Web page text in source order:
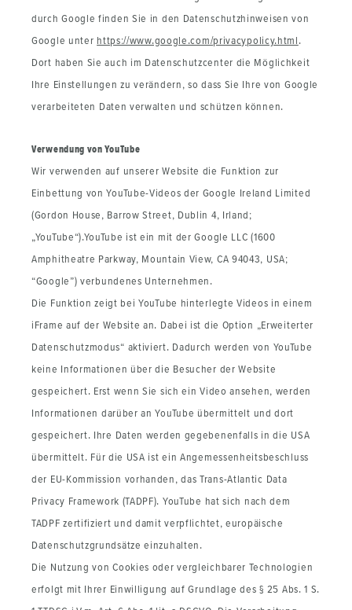
durch Google finden Sie in den Datenschutzhinweisen von
Google unter https://www.google.com/privacypolicy.html.
Dort haben Sie auch im Datenschutzcenter die Möglichkeit
Ihre Einstellungen zu verändern, so dass Sie Ihre von Google
verarbeiteten Daten verwalten und schützen können.
Verwendung von YouTube
Wir verwenden auf unserer Website die Funktion zur
Einbettung von YouTube-Videos der Google Ireland Limited
(Gordon House, Barrow Street, Dublin 4, Irland;
„YouTube“).YouTube ist ein mit der Google LLC (1600
Amphitheatre Parkway, Mountain View, CA 94043, USA;
“Google”) verbundenes Unternehmen.
Die Funktion zeigt bei YouTube hinterlegte Videos in einem
iFrame auf der Website an. Dabei ist die Option „Erweiterter
Datenschutzmodus“ aktiviert. Dadurch werden von YouTube
keine Informationen über die Besucher der Website
gespeichert. Erst wenn Sie sich ein Video ansehen, werden
Informationen darüber an YouTube übermittelt und dort
gespeichert. Ihre Daten werden gegebenenfalls in die USA
übermittelt. Für die USA ist ein Angemessenheitsbeschluss
der EU-Kommission vorhanden, das Trans-Atlantic Data
Privacy Framework (TADPF). YouTube hat sich nach dem
TADPF zertifiziert und damit verpflichtet, europäische
Datenschutzgrundsätze einzuhalten.
Die Nutzung von Cookies oder vergleichbarer Technologien
erfolgt mit Ihrer Einwilligung auf Grundlage des § 25 Abs. 1 S.